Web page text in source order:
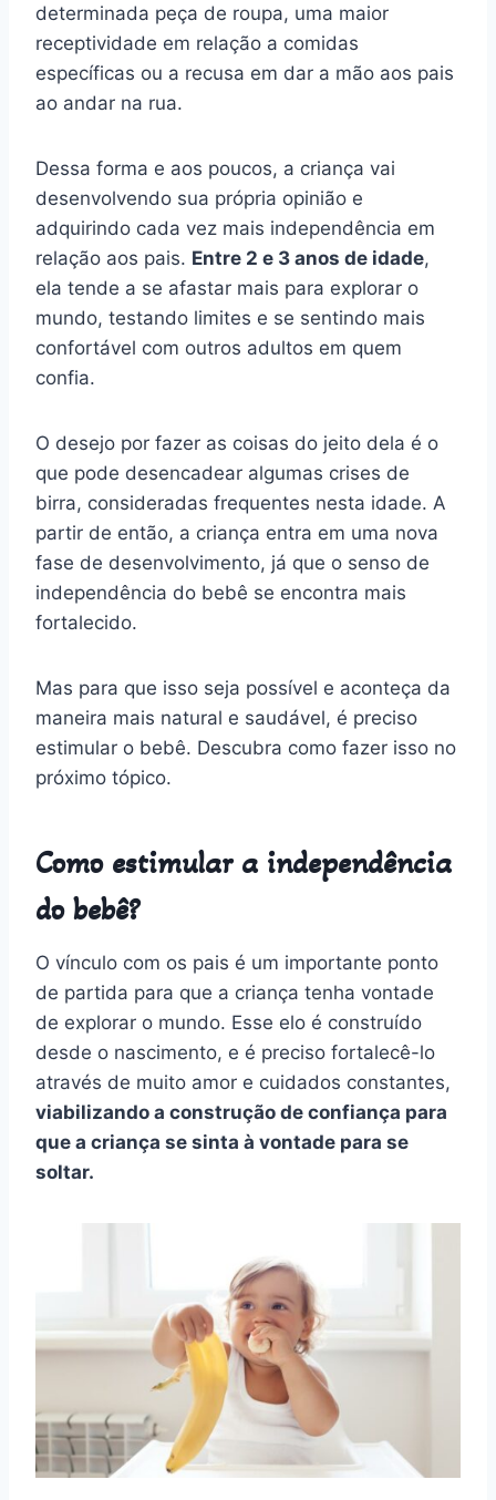
determinada peça de roupa, uma maior
receptividade em relação a comidas
específicas ou a recusa em dar a mão aos pais
ao andar na rua.
Dessa forma e aos poucos, a criança vai
desenvolvendo sua própria opinião e
adquirindo cada vez mais independência em
relação aos pais. Entre 2 e 3 anos de idade,
ela tende a se afastar mais para explorar o
mundo, testando limites e se sentindo mais
confortável com outros adultos em quem
confia.
O desejo por fazer as coisas do jeito dela é o
que pode desencadear algumas crises de
birra, consideradas frequentes nesta idade. A
partir de então, a criança entra em uma nova
fase de desenvolvimento, já que o senso de
independência do bebê se encontra mais
fortalecido.
Mas para que isso seja possível e aconteça da
maneira mais natural e saudável, é preciso
estimular o bebê. Descubra como fazer isso no
próximo tópico.
Como estimular a independência
do bebê?
O vínculo com os pais é um importante ponto
de partida para que a criança tenha vontade
de explorar o mundo. Esse elo é construído
desde o nascimento, e é preciso fortalecê-lo
através de muito amor e cuidados constantes,
viabilizando a construção de confiança para
que a criança se sinta à vontade para se
soltar.